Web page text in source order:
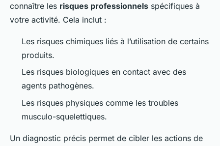
connaître les risques professionnels spécifiques à
votre activité. Cela inclut :
Les risques chimiques liés à l’utilisation de certains
produits.
Les risques biologiques en contact avec des
agents pathogènes.
Les risques physiques comme les troubles
musculo-squelettiques.
Un diagnostic précis permet de cibler les actions de